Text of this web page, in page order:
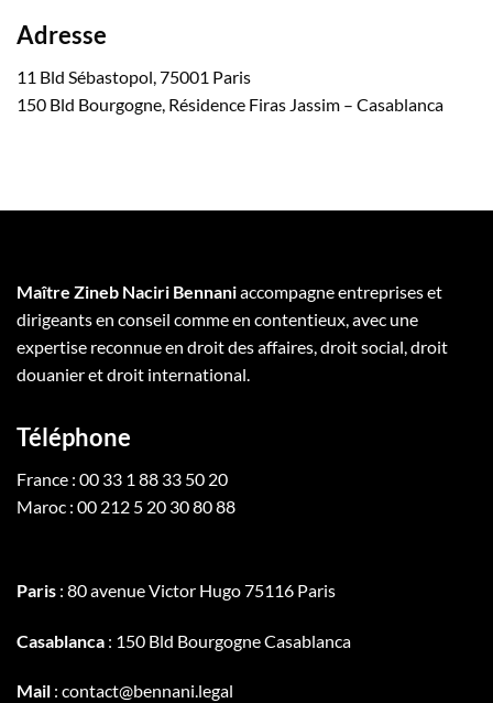
Adresse
11 Bld Sébastopol, 75001 Paris
150 Bld Bourgogne, Résidence Firas Jassim – Casablanca
Maître Zineb Naciri Bennaniaccompagne entreprises et
dirigeants en conseil comme en contentieux, avec une
expertise reconnue en droit des affaires, droit social, droit
douanier et droit international.
Téléphone
France : 00 33 1 88 33 50 20
Maroc : 00 212 5 20 30 80 88
Paris : 80 avenue Victor Hugo 75116 Paris
Casablanca : 150 Bld Bourgogne Casablanca
Mail : contact@bennani.legal